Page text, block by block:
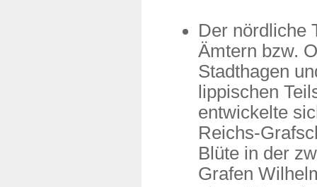
Der nördliche
Ämtern bzw.
Stadthagen
lippischen
entwickelte
Reichs-
Blüte in der
Grafen